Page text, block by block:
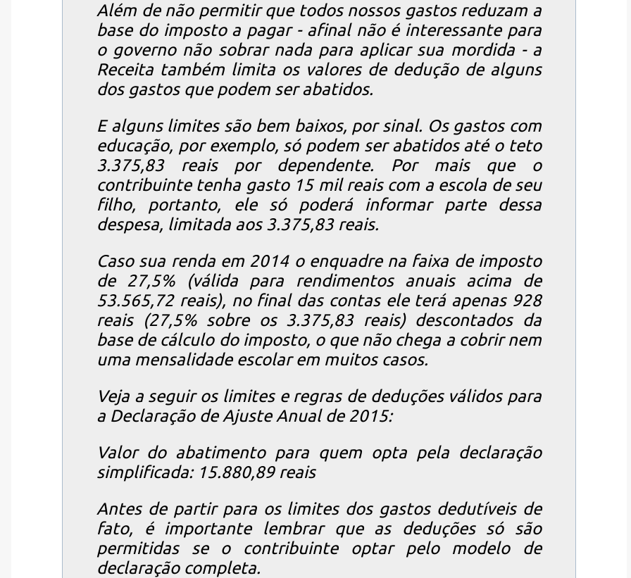
Além de não permitir que todos nossos gastos reduzam a
base do imposto a pagar - afinal não é interessante para
o governo não sobrar nada para aplicar sua mordida - a
Receita também limita os valores de dedução de alguns
dos gastos que podem ser abatidos.
E alguns limites são bem baixos, por sinal. Os gastos com
educação, por exemplo, só podem ser abatidos até o teto
3.375,83 reais por dependente. Por mais que o
contribuinte tenha gasto 15 mil reais com a escola de seu
filho, portanto, ele só poderá informar parte dessa
despesa, limitada aos 3.375,83 reais.
Caso sua renda em 2014 o enquadre na faixa de imposto
de 27,5% (válida para rendimentos anuais acima de
53.565,72 reais), no final das contas ele terá apenas 928
reais (27,5% sobre os 3.375,83 reais) descontados da
base de cálculo do imposto, o que não chega a cobrir nem
uma mensalidade escolar em muitos casos.
Veja a seguir os limites e regras de deduções válidos para
a Declaração de Ajuste Anual de 2015:
Valor do abatimento para quem opta pela declaração
simplificada: 15.880,89 reais
Antes de partir para os limites dos gastos dedutíveis de
fato, é importante lembrar que as deduções só são
permitidas se o contribuinte optar pelo modelo de
declaração completa.